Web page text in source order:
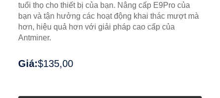
tuổi thọ cho thiết bị của bạn. Nâng cấp E9Pro của
bạn và tận hưởng các hoạt động khai thác mượt mà
hơn, hiệu quả hơn với giải pháp cao cấp của
Antminer.
Giá:$135,00